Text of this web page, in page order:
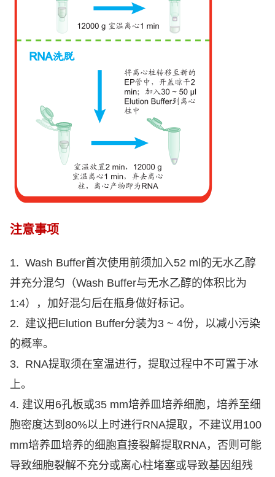
注意事项
1. Wash Buffer首次使用前须加入52 ml 的无水乙醇
并充分混匀（Wash Buffer与无水乙醇的体积比为
1:4），加好混匀后在瓶身做好标记。
2. 建议把Elution Buffer分装为3 ~ 4份，以减小污染
的概率。
3. RNA提取须在室温进行，提取过程中不可置于冰
上。
4. 建议用 6孔板或35 mm培养皿培养细胞，培养至细
胞密度达到 80%以上时进行RNA提取，不建议用 100
mm培养皿培养的细胞直接裂解提取RNA，否则可能
导致细胞裂解不充分或离心柱堵塞或导致基因组残